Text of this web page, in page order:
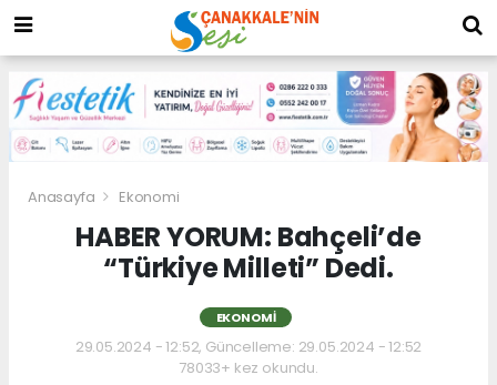
Anasayfa Ekonomi
HABER YORUM: Bahçeli’de
“Türkiye Milleti” Dedi.
EKONOMI
29.05.2024 - 12:52, Güncelleme: 29.05.2024 - 12:52
78033+ kez okundu.